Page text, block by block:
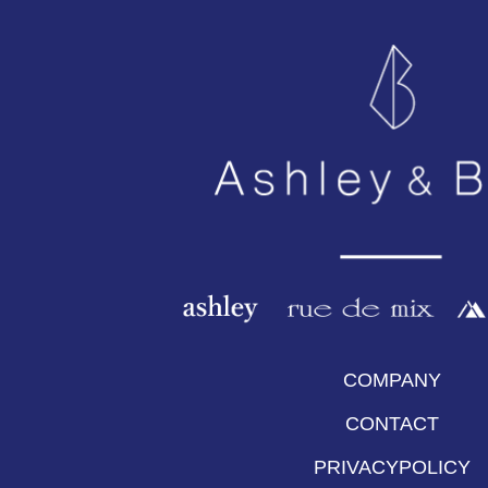
COMPANY
CONTACT
PRIVACYPOLICY